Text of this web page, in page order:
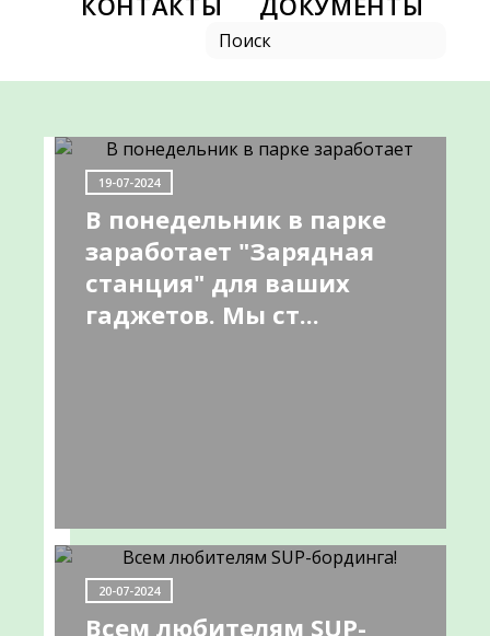
НОВОСТИ
Информируем
о
09-
19-07-2024
В понедельник в парке
заработает "Зарядная
станция" для ваших
гаджетов. Мы ст...
20-07-2024
Всем любителям SUP-